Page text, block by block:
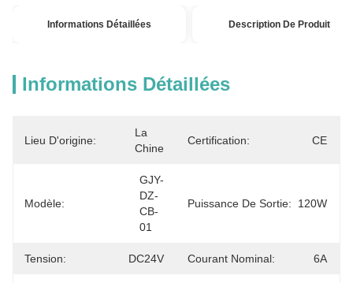
Informations Détaillées Description De Produit
Informations Détaillées
Lieu D'origine:
La
Chine
Certification: CE
Modèle:
GJY-
DZ-
CB-
01
Puissance De Sortie: 120W
Tension: DC24V Courant Nominal: 6A